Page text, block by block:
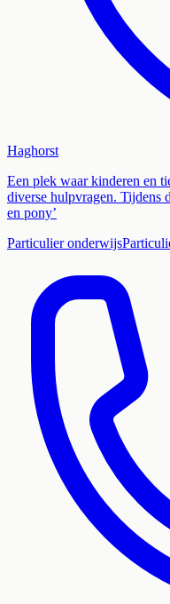
Haghorst
Een plek waar kinderen en
diverse hulpvragen. Tijdens
en pony’
Particulier onderwijs